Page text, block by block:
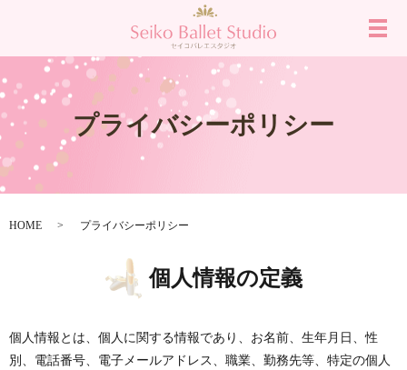
メ
プライバシーポリシー
HOME プライバシーポリシー
個人情報の定義
個人情報とは、個人に関する情報であり、お名前、生年月日、性
別、電話番号、電子メールアドレス、職業、勤務先等、特定の個人